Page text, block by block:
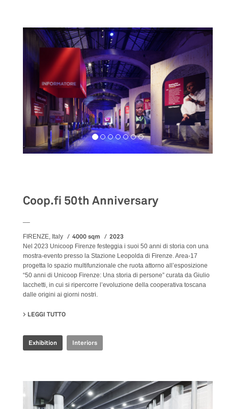
Coop.fi 50th Anniversary
FIRENZE, Italy 4000 sqm 2023
Nel 2023 Unicoop Firenze festeggia i suoi 50 anni di storia con una
mostra-evento presso la Stazione Leopolda di Firenze. Area-17
progetta lo spazio multifunzionale che ruota attorno all’esposizione
“50 anni di Unicoop Firenze: Una storia di persone” curata da Giulio
Iacchetti, in cui si ripercorre l’evoluzione della cooperativa toscana
dalle origini ai giorni nostri.
LEGGI TUTTO
Exhibition Interiors